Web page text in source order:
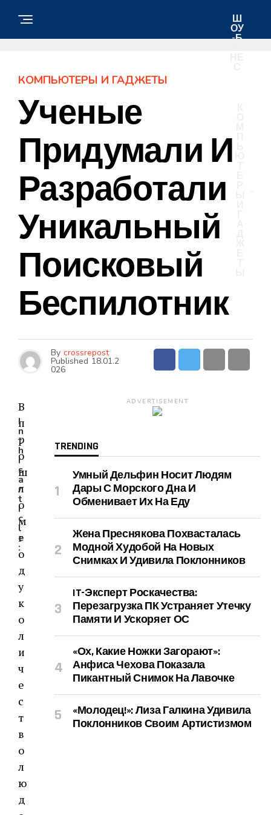
Ш
ОУ
-Б
КОМПЬЮТЕРЫ И ГАДЖЕТЫ
Ученые
Придумали И
Разработали
Уникальный
Поисковый
Беспилотник
By crossrepost
Published 18.01.2
026
В
п
р
о
ш
л
о
м
г
о
д
у
к
о
л
и
ч
е
с
т
в
о
л
ю
д
I
n
t
h
i
s
a
r
t
i
c
l
e
:
ADVERTISEMENT
TRENDING
Умный Дельфин Носит Людям
Дары С Морского Дна И
Обменивает Их На Еду
Жена Преснякова Похвасталась
Модной Худобой На Новых
Снимках И Удивила Поклонников
IT-Эксперт Роскачества:
Перезагрузка ПК Устраняет Утечку
Памяти И Ускоряет ОС
«Ох, Какие Ножки Загорают»:
Анфиса Чехова Показала
Пикантный Снимок На Лавочке
«Молодец!»: Лиза Галкина Удивила
Поклонников Своим Артистизмом